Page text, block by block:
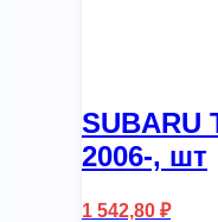
SUBARU
2006-, шт
1 542,80 ₽